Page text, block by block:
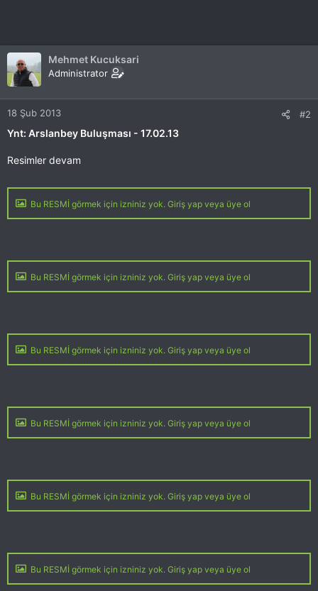
Mehmet Kucuksari
Administrator
18 Şub 2013 #2
Ynt: Arslanbey Buluşması - 17.02.13
Resimler devam
Bu RESMİ görmek için izniniz yok. Giriş yap veya üye ol
Bu RESMİ görmek için izniniz yok. Giriş yap veya üye ol
Bu RESMİ görmek için izniniz yok. Giriş yap veya üye ol
Bu RESMİ görmek için izniniz yok. Giriş yap veya üye ol
Bu RESMİ görmek için izniniz yok. Giriş yap veya üye ol
Bu RESMİ görmek için izniniz yok. Giriş yap veya üye ol